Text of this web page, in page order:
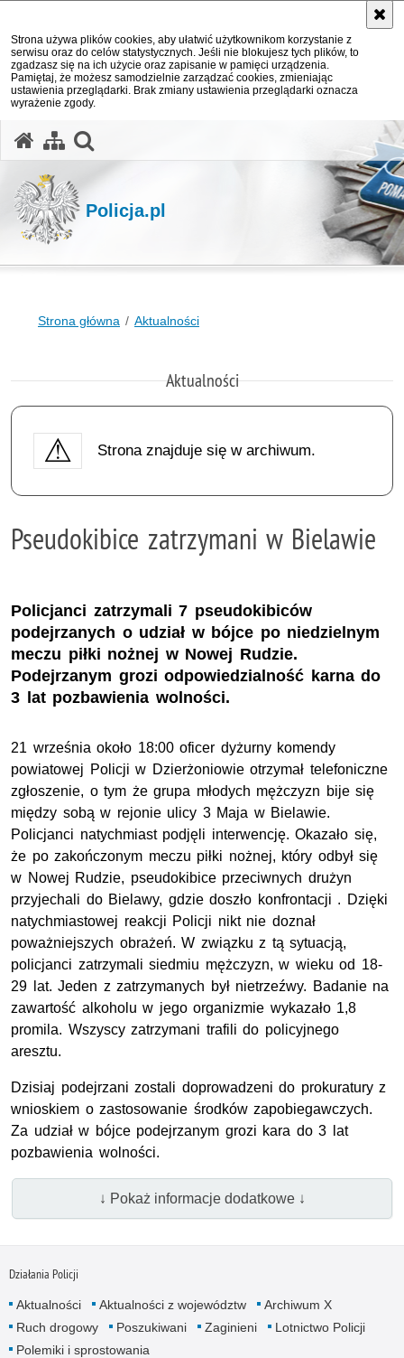
Strona używa plików cookies, aby ułatwić użytkownikom korzystanie z
serwisu oraz do celów statystycznych. Jeśli nie blokujesz tych plików, to
zgadzasz się na ich użycie oraz zapisanie w pamięci urządzenia.
Pamiętaj, że możesz samodzielnie zarządzać cookies, zmieniając
ustawienia przeglądarki. Brak zmiany ustawienia przeglądarki oznacza
wyrażenie zgody.
Policja.pl
Strona główna Aktualności
Aktualności
Strona znajduje się w archiwum.
Pseudokibice zatrzymani w Bielawie
Policjanci zatrzymali 7 pseudokibiców
podejrzanych o udział w bójce po niedzielnym
meczu piłki nożnej w Nowej Rudzie.
Podejrzanym grozi odpowiedzialność karna do
3 lat pozbawienia wolności.
21 września około 18:00 oficer dyżurny komendy
powiatowej Policji w Dzierżoniowie otrzymał telefoniczne
zgłoszenie, o tym że grupa młodych mężczyzn bije się
między sobą w rejonie ulicy 3 Maja w Bielawie.
Policjanci natychmiast podjęli interwencję. Okazało się,
że po zakończonym meczu piłki nożnej, który odbył się
w Nowej Rudzie, pseudokibice przeciwnych drużyn
przyjechali do Bielawy, gdzie doszło konfrontacji . Dzięki
natychmiastowej reakcji Policji nikt nie doznał
poważniejszych obrażeń. W związku z tą sytuacją,
policjanci zatrzymali siedmiu mężczyzn, w wieku od 18-
29 lat. Jeden z zatrzymanych był nietrzeźwy. Badanie na
zawartość alkoholu w jego organizmie wykazało 1,8
promila. Wszyscy zatrzymani trafili do policyjnego
aresztu.
Dzisiaj podejrzani zostali doprowadzeni do prokuratury z
wnioskiem o zastosowanie środków zapobiegawczych.
Za udział w bójce podejrzanym grozi kara do 3 lat
pozbawienia wolności.
↓ Pokaż informacje dodatkowe ↓
Działania Policji
Aktualności Aktualności z województw
Archiwum X
Ruch drogowy
Poszukiwani Zaginieni
Lotnictwo Policji
Polemiki i sprostowania